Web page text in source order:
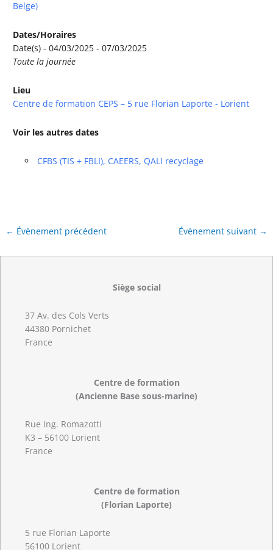
Belge)
Dates/Horaires
Date(s) - 04/03/2025 - 07/03/2025
Toute la journée
Lieu
Centre de formation CEPS – 5 rue Florian Laporte - Lorient
Voir les autres dates
CFBS (TIS + FBLI), CAEERS, QALI recyclage
← Évènement précédent Évènement suivant →
Siège social
37 Av. des Cols Verts
44380 Pornichet
France
Centre de formation
(Ancienne Base sous-marine)
Rue Ing. Romazotti
K3 – 56100 Lorient
France
Centre de formation
(Florian Laporte)
5 rue Florian Laporte
56100 Lorient